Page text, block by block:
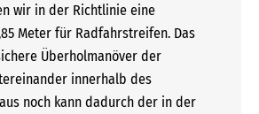
wir in der Richtlinie eine
Meter für Radfahrstreifen. Das
Überholmanöver der
innerhalb des
noch kann dadurch der in der